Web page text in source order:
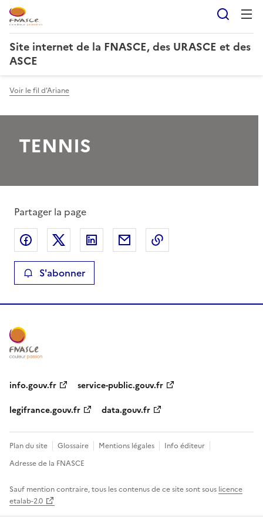
Site internet de la FNASCE, des URASCE et des
ASCE
Voir le fil d'Ariane
TENNIS
Partager la page
Partager sur Facebook
Partager sur XPartager sur LinkedIn
Partager par email
S'abonner
info.gouv.fr
service-public.gouv.fr
legifrance.gouv.fr
data.gouv.fr
Plan du site Glossaire Mentions légales
Info éditeur
Adresse de la FNASCE
Sauf mention contraire, tous les contenus de ce site sont sous licence
etalab-2.0